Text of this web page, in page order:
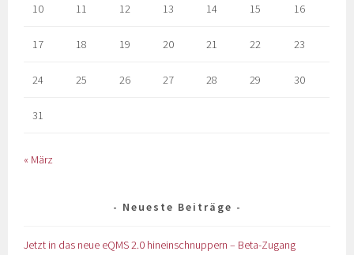
10 11 12 13 14 15 16
17 18 19 20 21 22 23
24 25 26 27 28 29 30
31
« März
Neueste Beiträge
Jetzt in das neue eQMS 2.0 hineinschnuppern – Beta-Zugang